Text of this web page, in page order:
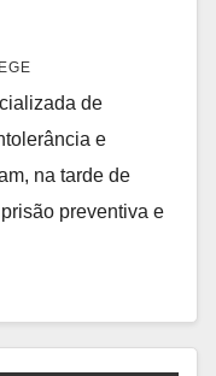
de
e
na tarde de
preventiva e